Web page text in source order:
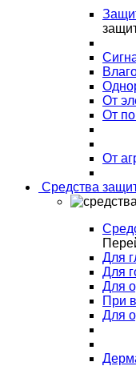
От
От
От
Средства
Для
Для
Для
При
Для